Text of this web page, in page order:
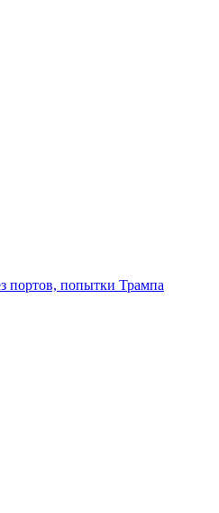
портов, попытки Трампа